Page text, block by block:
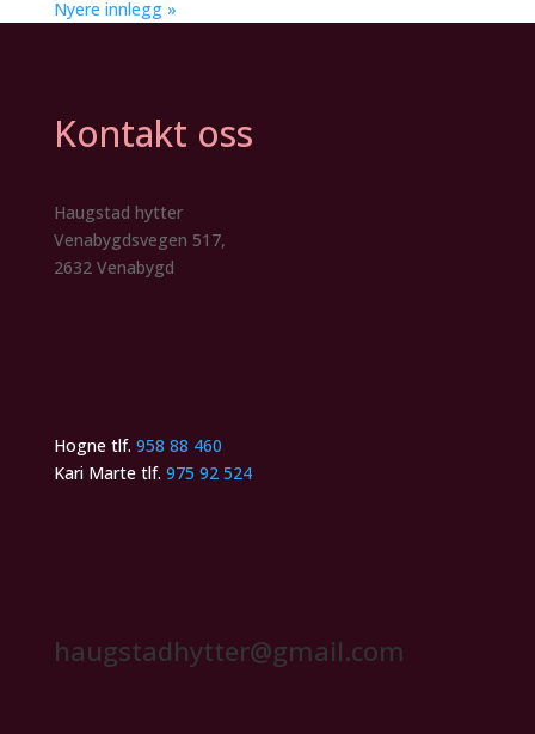
Nyere innlegg »
Kontakt oss
Haugstad hytter
Venabygdsvegen 517,
2632 Venabygd
Hogne tlf. 958 88 460
Kari Marte tlf. 975 92 524
haugstadhytter@gmail.com